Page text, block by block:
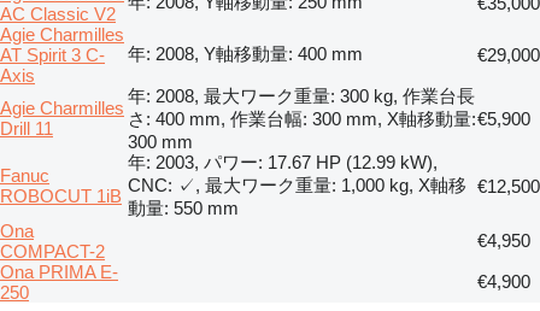
AC Classic V2
Agie Charmilles
AT Spirit 3 C-
Axis
年: 2008, Y軸移動量: 400 mm €29,000
Agie Charmilles
Drill 11
年: 2008, 最大ワーク重量: 300 kg, 作業台長
さ: 400 mm, 作業台幅: 300 mm, X軸移動量:
300 mm
€5,900
Fanuc
ROBOCUT 1iB
年: 2003, パワー: 17.67 HP (12.99 kW),
CNC: ✓, 最大ワーク重量: 1,000 kg, X軸移
動量: 550 mm
€12,500
Ona
COMPACT-2
€4,950
Ona PRIMA E-
250
€4,900